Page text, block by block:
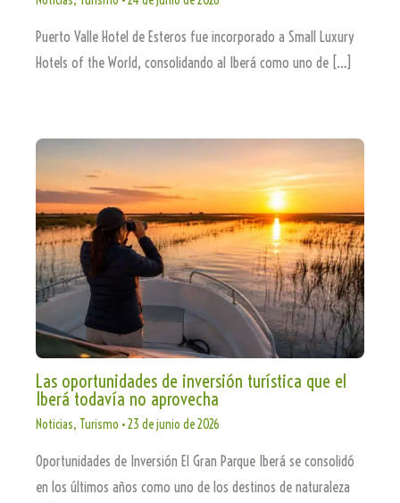
Puerto Valle Hotel de Esteros fue incorporado a Small Luxury
Hotels of the World, consolidando al Iberá como uno de […]
Las oportunidades de inversión turística que el
Iberá todavía no aprovecha
Noticias, Turismo •23 de junio de 2026
Oportunidades de Inversión El Gran Parque Iberá se consolidó
en los últimos años como uno de los destinos de naturaleza